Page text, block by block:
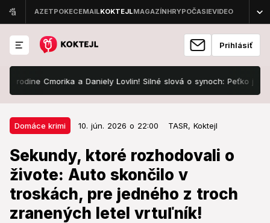
Prihlásiť
Cmorika a Daniely Lovlin! Silné slová o synoch: Peťko je jeho
Domáce krimi 10. jún. 2026 o 22:00 TASR, Koktejl
Sekundy, ktoré rozhodovali o
živote: Auto skončilo v
troskách, pre jedného z troch
zranených letel vrtuľník!
Domáce krimi 10. jún. 2026 o 22:00
Sekundy, ktoré rozhodovali o
živote: Auto skončilo v troskách,
pre jedného z troch zranených
letel vrtuľník!